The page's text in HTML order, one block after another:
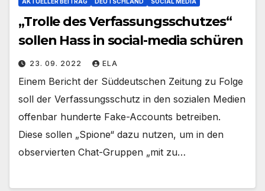
„Trolle des Verfassungsschutzes“
sollen Hass in social-media schüren
23. 09. 2022 ELA
Einem Bericht der Süddeutschen Zeitung zu Folge
soll der Verfassungsschutz in den sozialen Medien
offenbar hunderte Fake-Accounts betreiben.
Diese sollen „Spione“ dazu nutzen, um in den
observierten Chat-Gruppen „mit zu…